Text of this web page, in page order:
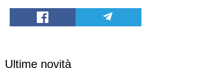
Ultime novità